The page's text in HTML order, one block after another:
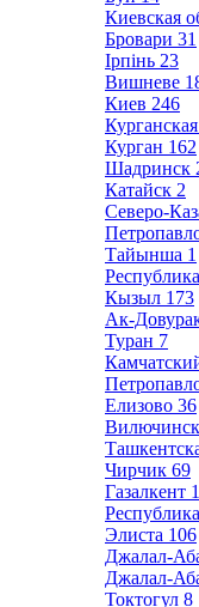
Киевская
Бровари 31
Ірпінь 23
Вишневе
Киев 246
Курган 162
Шадринск
Катайск 2
Северо-
Тайынша 1
Кызыл 173
Ак-
Туран 7
Елизово 36
Вилючинск
Чирчик 69
Газалкент
Элиста 106
Джалал-
Джалал-
Токтогул 8